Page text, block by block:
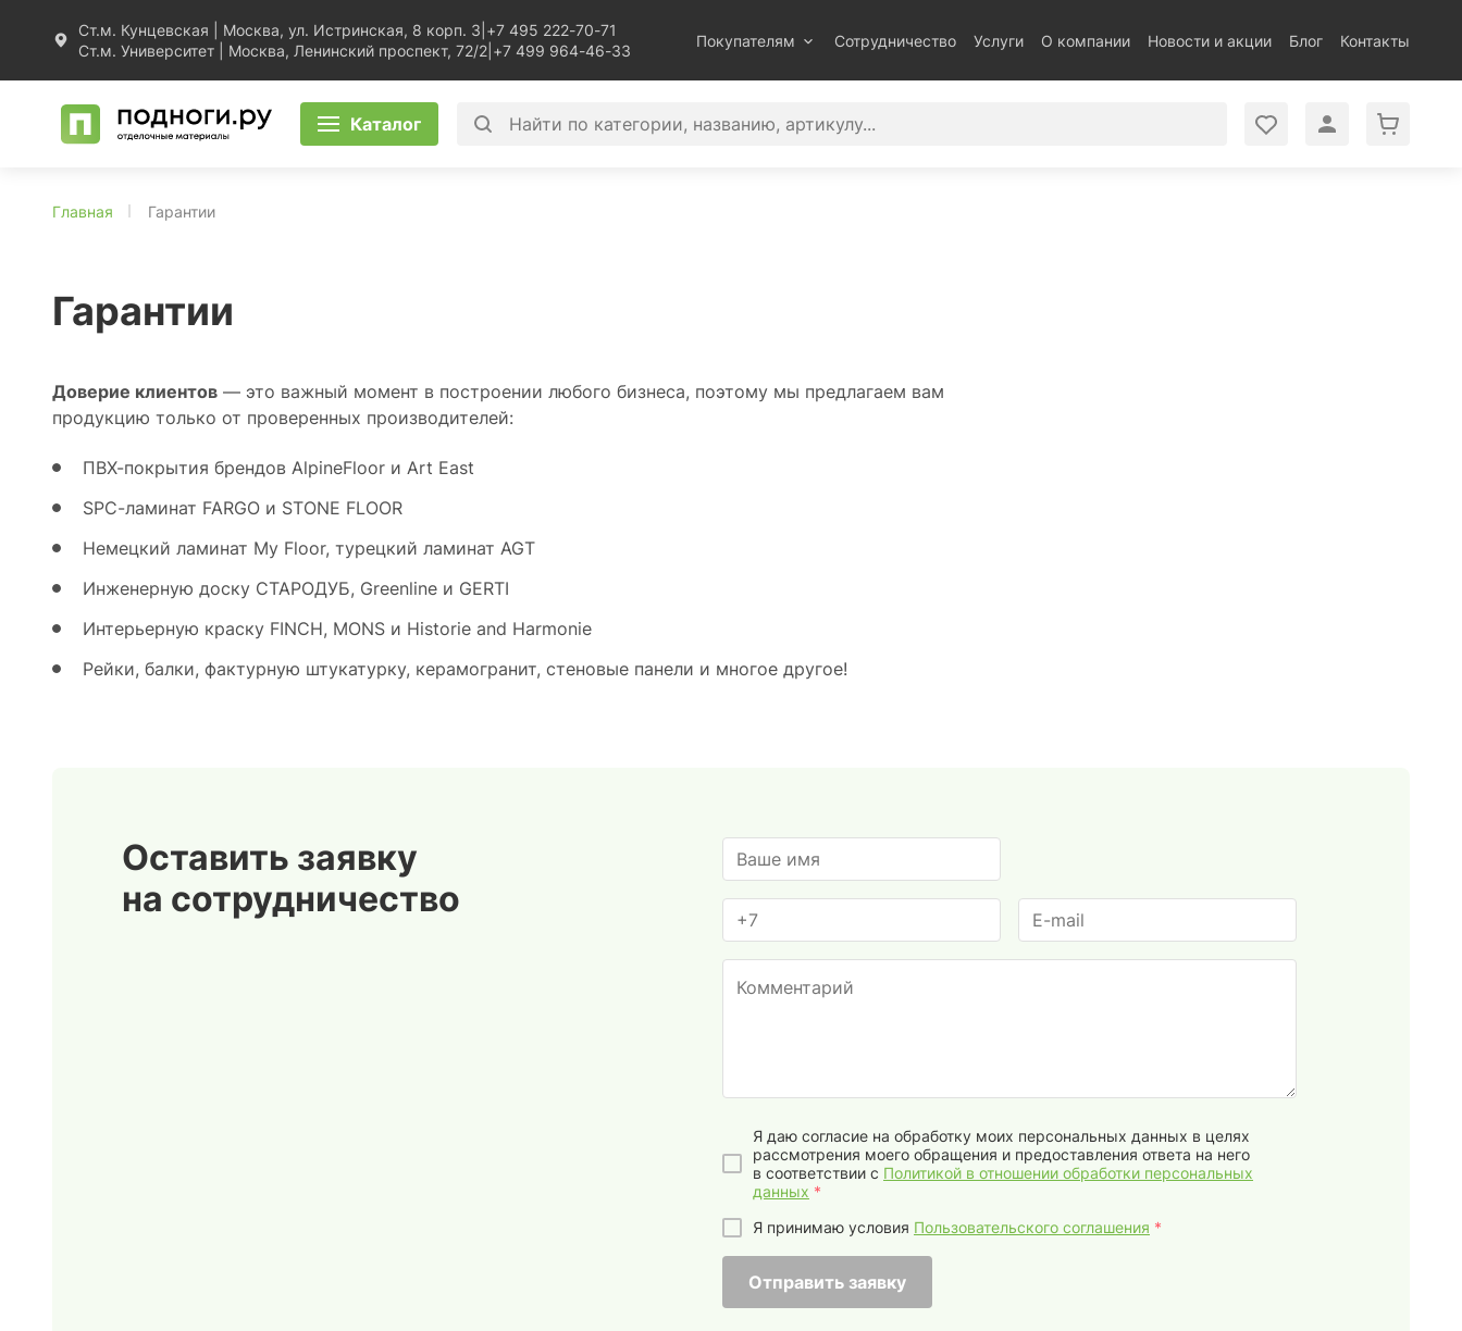
Ст.м. Кунцевская | Москва, ул. Истринская, 8 корп. 3 +7 495 222-70-71
Ст.м. Университет | Москва, Ленинский проспект, 72/2 +7 499 964-46-33
Покупателям Сотрудничество Услуги О компании Новости и акции Блог Контакты
Каталог
Главная Гарантии
Гарантии
Доверие клиентов — это важный момент в построении любого бизнеса, поэтому мы предлагаем вам
продукцию только от проверенных производителей:
ПВХ-покрытия брендов AlpineFloor и Art East
SPC-ламинат FARGO и STONE FLOOR
Немецкий ламинат My Floor, турецкий ламинат AGT
Инженерную доску СТАРОДУБ, Greenline и GERTI
Интерьерную краску FINCH, MONS и Historie and Harmonie
Рейки, балки, фактурную штукатурку, керамогранит, стеновые панели и многое другое!
Оставить заявку
на сотрудничество
Я даю согласие на обработку моих персональных данных в целях
рассмотрения моего обращения и предоставления ответа на него
в соответствии с Политикой в отношении обработки персональных
данных *
Я принимаю условия Пользовательского соглашения *
Отправить заявку